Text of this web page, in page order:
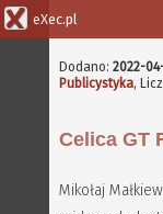
eXec.pl
Dodano: 2022-
Publicystyka,
Celica GT
Mikołaj